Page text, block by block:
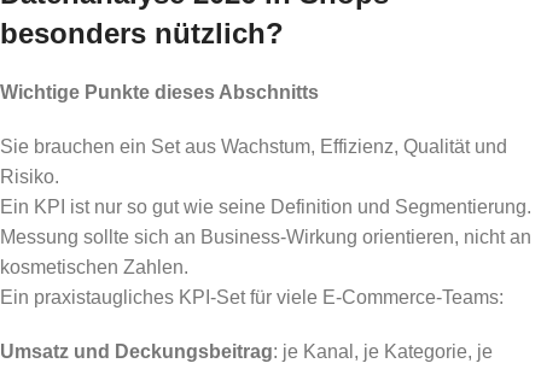
besonders nützlich?
Wichtige Punkte dieses Abschnitts
Sie brauchen ein Set aus Wachstum, Effizienz, Qualität und
Risiko.
Ein KPI ist nur so gut wie seine Definition und Segmentierung.
Messung sollte sich an Business-Wirkung orientieren, nicht an
kosmetischen Zahlen.
Ein praxistaugliches KPI-Set für viele E-Commerce-Teams:
Umsatz und Deckungsbeitrag: je Kanal, je Kategorie, je